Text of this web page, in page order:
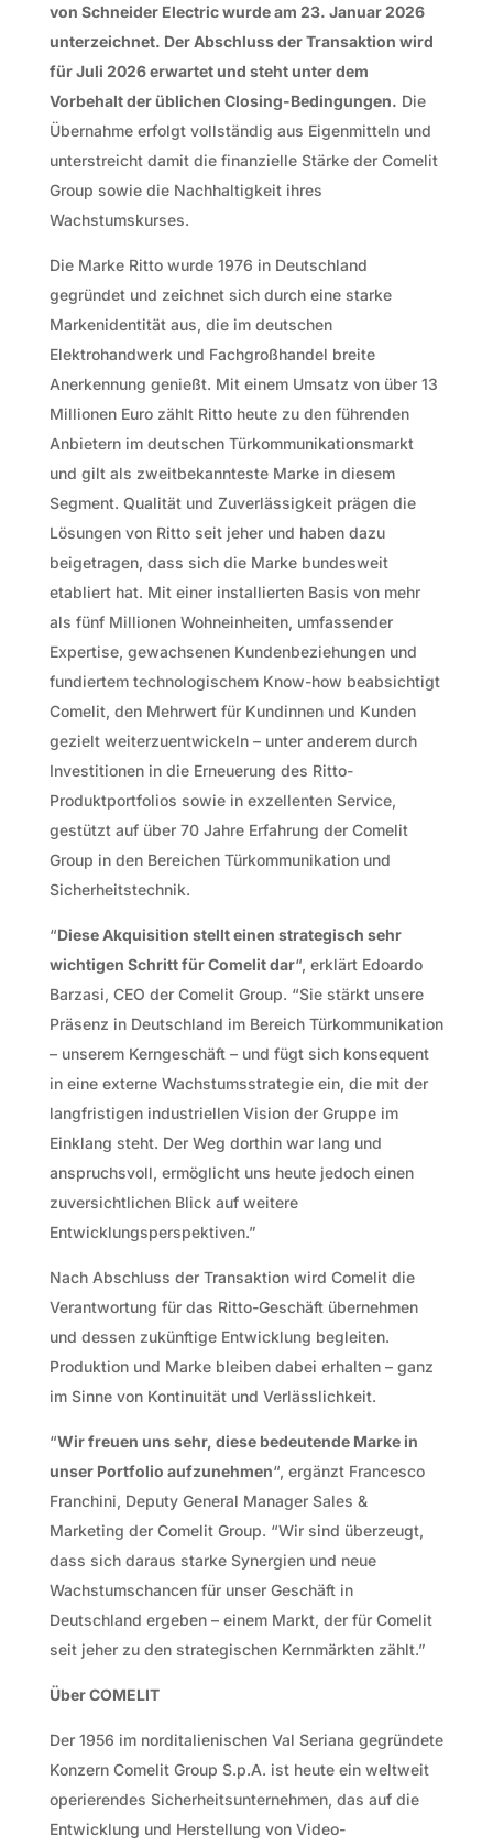
von Schneider Electric wurde am 23. Januar 2026
unterzeichnet. Der Abschluss der Transaktion wird
für Juli 2026 erwartet und steht unter dem
Vorbehalt der üblichen Closing-Bedingungen. Die
Übernahme erfolgt vollständig aus Eigenmitteln und
unterstreicht damit die finanzielle Stärke der Comelit
Group sowie die Nachhaltigkeit ihres
Wachstumskurses.
Die Marke Ritto wurde 1976 in Deutschland
gegründet und zeichnet sich durch eine starke
Markenidentität aus, die im deutschen
Elektrohandwerk und Fachgroßhandel breite
Anerkennung genießt. Mit einem Umsatz von über 13
Millionen Euro zählt Ritto heute zu den führenden
Anbietern im deutschen Türkommunikationsmarkt
und gilt als zweitbekannteste Marke in diesem
Segment. Qualität und Zuverlässigkeit prägen die
Lösungen von Ritto seit jeher und haben dazu
beigetragen, dass sich die Marke bundesweit
etabliert hat. Mit einer installierten Basis von mehr
als fünf Millionen Wohneinheiten, umfassender
Expertise, gewachsenen Kundenbeziehungen und
fundiertem technologischem Know-how beabsichtigt
Comelit, den Mehrwert für Kundinnen und Kunden
gezielt weiterzuentwickeln – unter anderem durch
Investitionen in die Erneuerung des Ritto-
Produktportfolios sowie in exzellenten Service,
gestützt auf über 70 Jahre Erfahrung der Comelit
Group in den Bereichen Türkommunikation und
Sicherheitstechnik.
“Diese Akquisition stellt einen strategisch sehr
wichtigen Schritt für Comelit dar“, erklärt Edoardo
Barzasi, CEO der Comelit Group. “Sie stärkt unsere
Präsenz in Deutschland im Bereich Türkommunikation
– unserem Kerngeschäft – und fügt sich konsequent
in eine externe Wachstumsstrategie ein, die mit der
langfristigen industriellen Vision der Gruppe im
Einklang steht. Der Weg dorthin war lang und
anspruchsvoll, ermöglicht uns heute jedoch einen
zuversichtlichen Blick auf weitere
Entwicklungsperspektiven.”
Nach Abschluss der Transaktion wird Comelit die
Verantwortung für das Ritto-Geschäft übernehmen
und dessen zukünftige Entwicklung begleiten.
Produktion und Marke bleiben dabei erhalten – ganz
im Sinne von Kontinuität und Verlässlichkeit.
“Wir freuen uns sehr, diese bedeutende Marke in
unser Portfolio aufzunehmen“, ergänzt Francesco
Franchini, Deputy General Manager Sales &
Marketing der Comelit Group. “Wir sind überzeugt,
dass sich daraus starke Synergien und neue
Wachstumschancen für unser Geschäft in
Deutschland ergeben – einem Markt, der für Comelit
seit jeher zu den strategischen Kernmärkten zählt.”
Über COMELIT
Der 1956 im norditalienischen Val Seriana gegründete
Konzern Comelit Group S.p.A. ist heute ein weltweit
operierendes Sicherheitsunternehmen, das auf die
Entwicklung und Herstellung von Video-